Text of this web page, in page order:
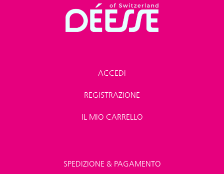
ACCEDI
REGISTRAZIONE
IL MIO CARRELLO
SPEDIZIONE & PAGAMENTO